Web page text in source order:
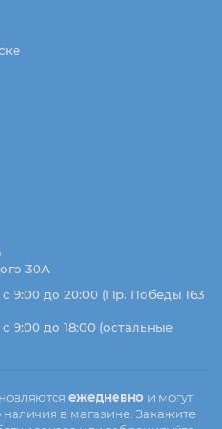
30А
9:00 до 20:00 (Пр. Победы 163
9:00 до 18:00 (остальные
ежедневно и могут
наличия в магазине. Закажите